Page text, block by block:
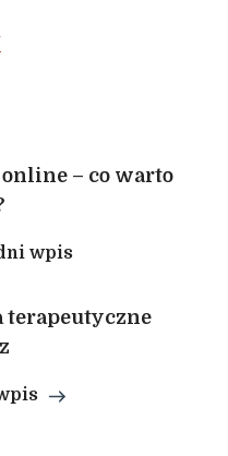
– co warto
wpis
terapeutyczne